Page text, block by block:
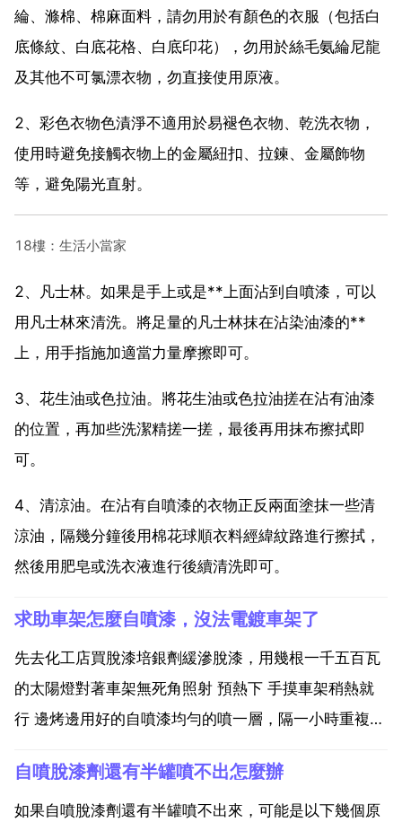
綸、滌棉、棉麻面料，請勿用於有顏色的衣服（包括白
底條紋、白底花格、白底印花），勿用於絲毛氨綸尼龍
及其他不可氯漂衣物，勿直接使用原液。
2、彩色衣物色漬淨不適用於易褪色衣物、乾洗衣物，
使用時避免接觸衣物上的金屬紐扣、拉鍊、金屬飾物
等，避免陽光直射。
18樓：生活小當家
2、凡士林。如果是手上或是**上面沾到自噴漆，可以
用凡士林來清洗。將足量的凡士林抹在沾染油漆的**
上，用手指施加適當力量摩擦即可。
3、花生油或色拉油。將花生油或色拉油搓在沾有油漆
的位置，再加些洗潔精搓一搓，最後再用抹布擦拭即
可。
4、清涼油。在沾有自噴漆的衣物正反兩面塗抹一些清
涼油，隔幾分鐘後用棉花球順衣料經緯紋路進行擦拭，
然後用肥皂或洗衣液進行後續清洗即可。
求助車架怎麼自噴漆，沒法電鍍車架了
先去化工店買脫漆培銀劑緩滲脫漆，用幾根一千五百瓦
的太陽燈對著車架無死角照射 預熱下 手摸車架稍熱就
行 邊烤邊用好的自噴漆均勻的噴一層，隔一小時重複噴
最後烤乾後再噴一層光油就行了。烤的溫度要注意控
制，太熱了會有氣泡。再補的話漆面就不均勻了 以上是
自噴脫漆劑還有半罐噴不出怎麼辦
如果自噴脫漆劑還有半罐噴不出來，可能是以下幾個原